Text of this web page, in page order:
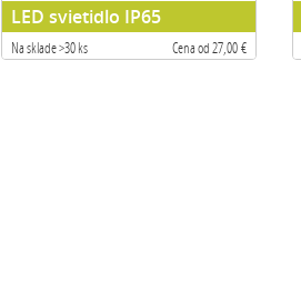
LED svietidlo IP65
Na sklade >30 ks Cena od 27,00 €